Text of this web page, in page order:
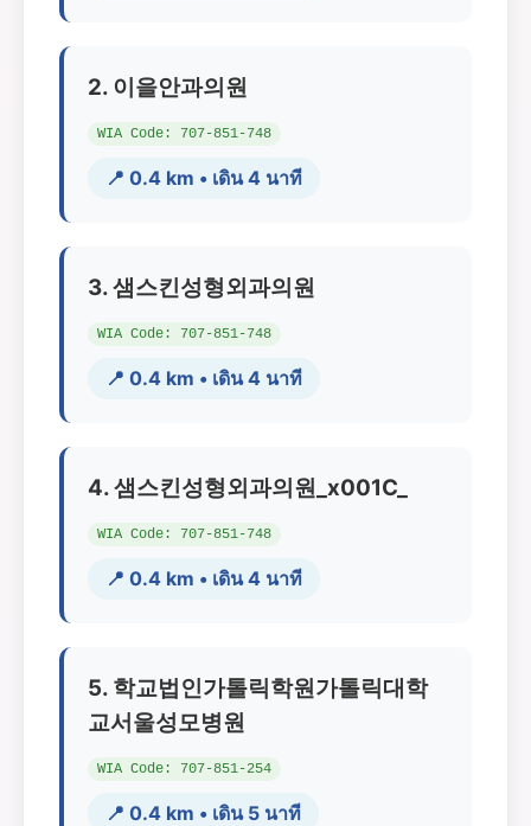
2. 이을안과의원
WIA Code: 707-851-748
📍 0.4 km • เดิน 4 นาที
3. 샘스킨성형외과의원
WIA Code: 707-851-748
📍 0.4 km • เดิน 4 นาที
4. 샘스킨성형외과의원_x001C_
WIA Code: 707-851-748
📍 0.4 km • เดิน 4 นาที
5. 학교법인가톨릭학원가톨릭대학
교서울성모병원
WIA Code: 707-851-254
📍 0.4 km • เดิน 5 นาที